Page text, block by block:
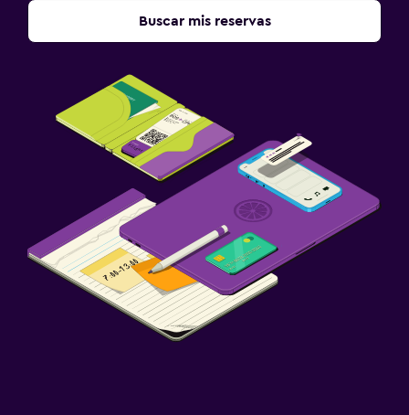
Buscar mis reservas